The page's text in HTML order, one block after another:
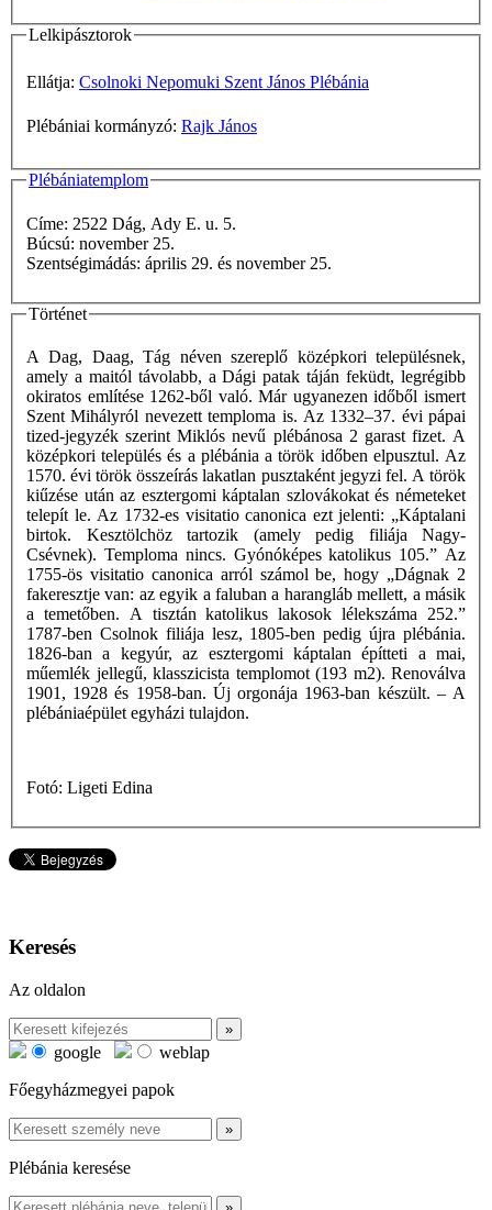
Lelkipásztorok
Ellátja: Csolnoki Nepomuki Szent János Plébánia
Plébániai kormányzó: Rajk János
Plébániatemplom
Címe: 2522 Dág, Ady E. u. 5.
Búcsú: november 25.
Szentségimádás: április 29. és november 25.
Történet
A Dag, Daag, Tág néven szereplő középkori településnek,
amely a maitól távolabb, a Dági patak táján feküdt, legrégibb
okiratos említése 1262-ből való. Már ugyanezen időből ismert
Szent Mihályról nevezett temploma is. Az 1332–37. évi pápai
tized-jegyzék szerint Miklós nevű plébánosa 2 garast fizet. A
középkori település és a plébánia a török időben elpusztul. Az
1570. évi török összeírás lakatlan pusztaként jegyzi fel. A török
kiűzése után az esztergomi káptalan szlovákokat és németeket
telepít le. Az 1732-es visitatio canonica ezt jelenti: „Káptalani
birtok. Kesztölchöz tartozik (amely pedig filiája Nagy-
Csévnek). Temploma nincs. Gyónóképes katolikus 105.” Az
1755-ös visitatio canonica arról számol be, hogy „Dágnak 2
fakeresztje van: az egyik a faluban a harangláb mellett, a másik
a temetőben. A tisztán katolikus lakosok lélekszáma 252.”
1787-ben Csolnok filiája lesz, 1805-ben pedig újra plébánia.
1826-ban a kegyúr, az esztergomi káptalan építteti a mai,
műemlék jellegű, klasszicista templomot (193 m2). Renoválva
1901, 1928 és 1958-ban. Új orgonája 1963-ban készült. – A
plébániaépület egyházi tulajdon.
Fotó: Ligeti Edina
Keresés
Az oldalon
google
weblap
Főegyházmegyei papok
Plébánia keresése